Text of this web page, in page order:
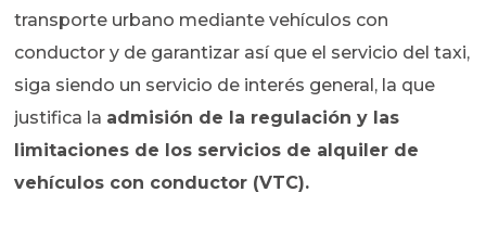
transporte urbano mediante vehículos con
conductor y de garantizar así que el servicio del taxi,
siga siendo un servicio de interés general, la que
justifica la admisión de la regulación y las
limitaciones de los servicios de alquiler de
vehículos con conductor (VTC).